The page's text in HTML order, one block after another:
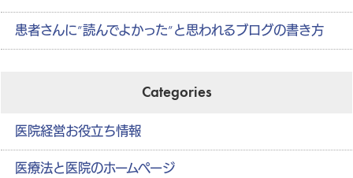
患者さんに”読んでよかった”と思われるブログの書き方
Categories
医院経営お役立ち情報
医療法と医院のホームページ